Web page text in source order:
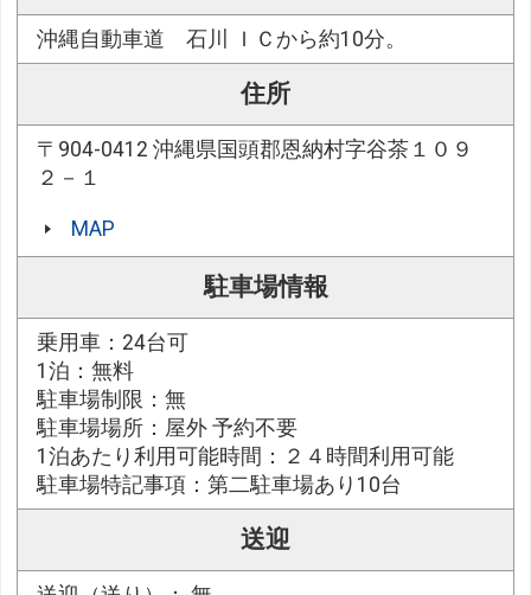
沖縄自動車道 石川 ＩＣから約10分。
住所
〒904-0412 沖縄県国頭郡恩納村字谷茶１０９
２－１
MAP
駐車場情報
乗用車：24台可
1泊：無料
駐車場制限：無
駐車場場所：屋外 予約不要
1泊あたり利用可能時間：２４時間利用可能
駐車場特記事項：第二駐車場あり10台
送迎